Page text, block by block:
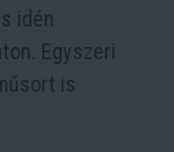
idén
Egyszeri
is